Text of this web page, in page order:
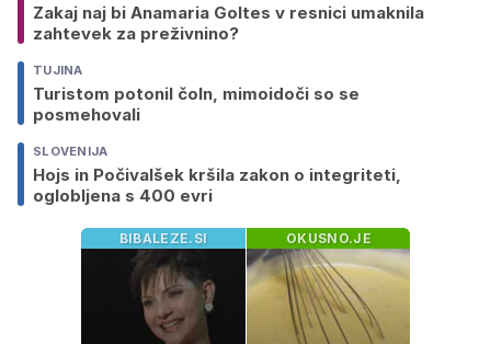
Zakaj naj bi Anamaria Goltes v resnici umaknila
zahtevek za preživnino?
TUJINA
Turistom potonil čoln, mimoidoči so se
posmehovali
SLOVENIJA
Hojs in Počivalšek kršila zakon o integriteti,
oglobljena s 400 evri
BIBALEZE.SI OKUSNO.JE